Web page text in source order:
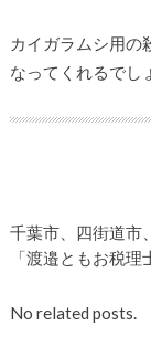
カイガラムシ用の
なってくれるでし
千葉市、四街道市
「渡邉ともお税
No related posts.